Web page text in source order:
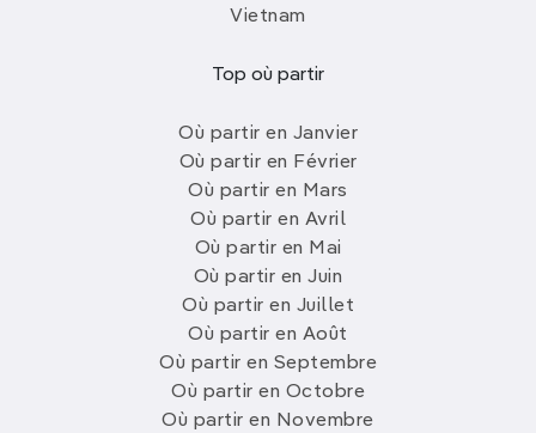
Vietnam
Top où partir
Où partir en Janvier
Où partir en Février
Où partir en Mars
Où partir en Avril
Où partir en Mai
Où partir en Juin
Où partir en Juillet
Où partir en Août
Où partir en Septembre
Où partir en Octobre
Où partir en Novembre